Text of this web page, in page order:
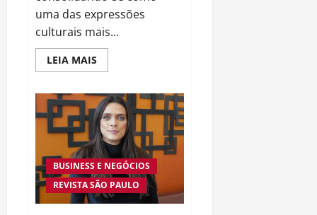
uma das expressões
culturais mais...
LEIA MAISRead
more
Samba
ao
Streaming:
A
Música
Brasileira
Vive
Sua
Maior
Vitrine
Global
em
BUSINESS E NEGÓCIOS
REVISTA SÃO PAULO